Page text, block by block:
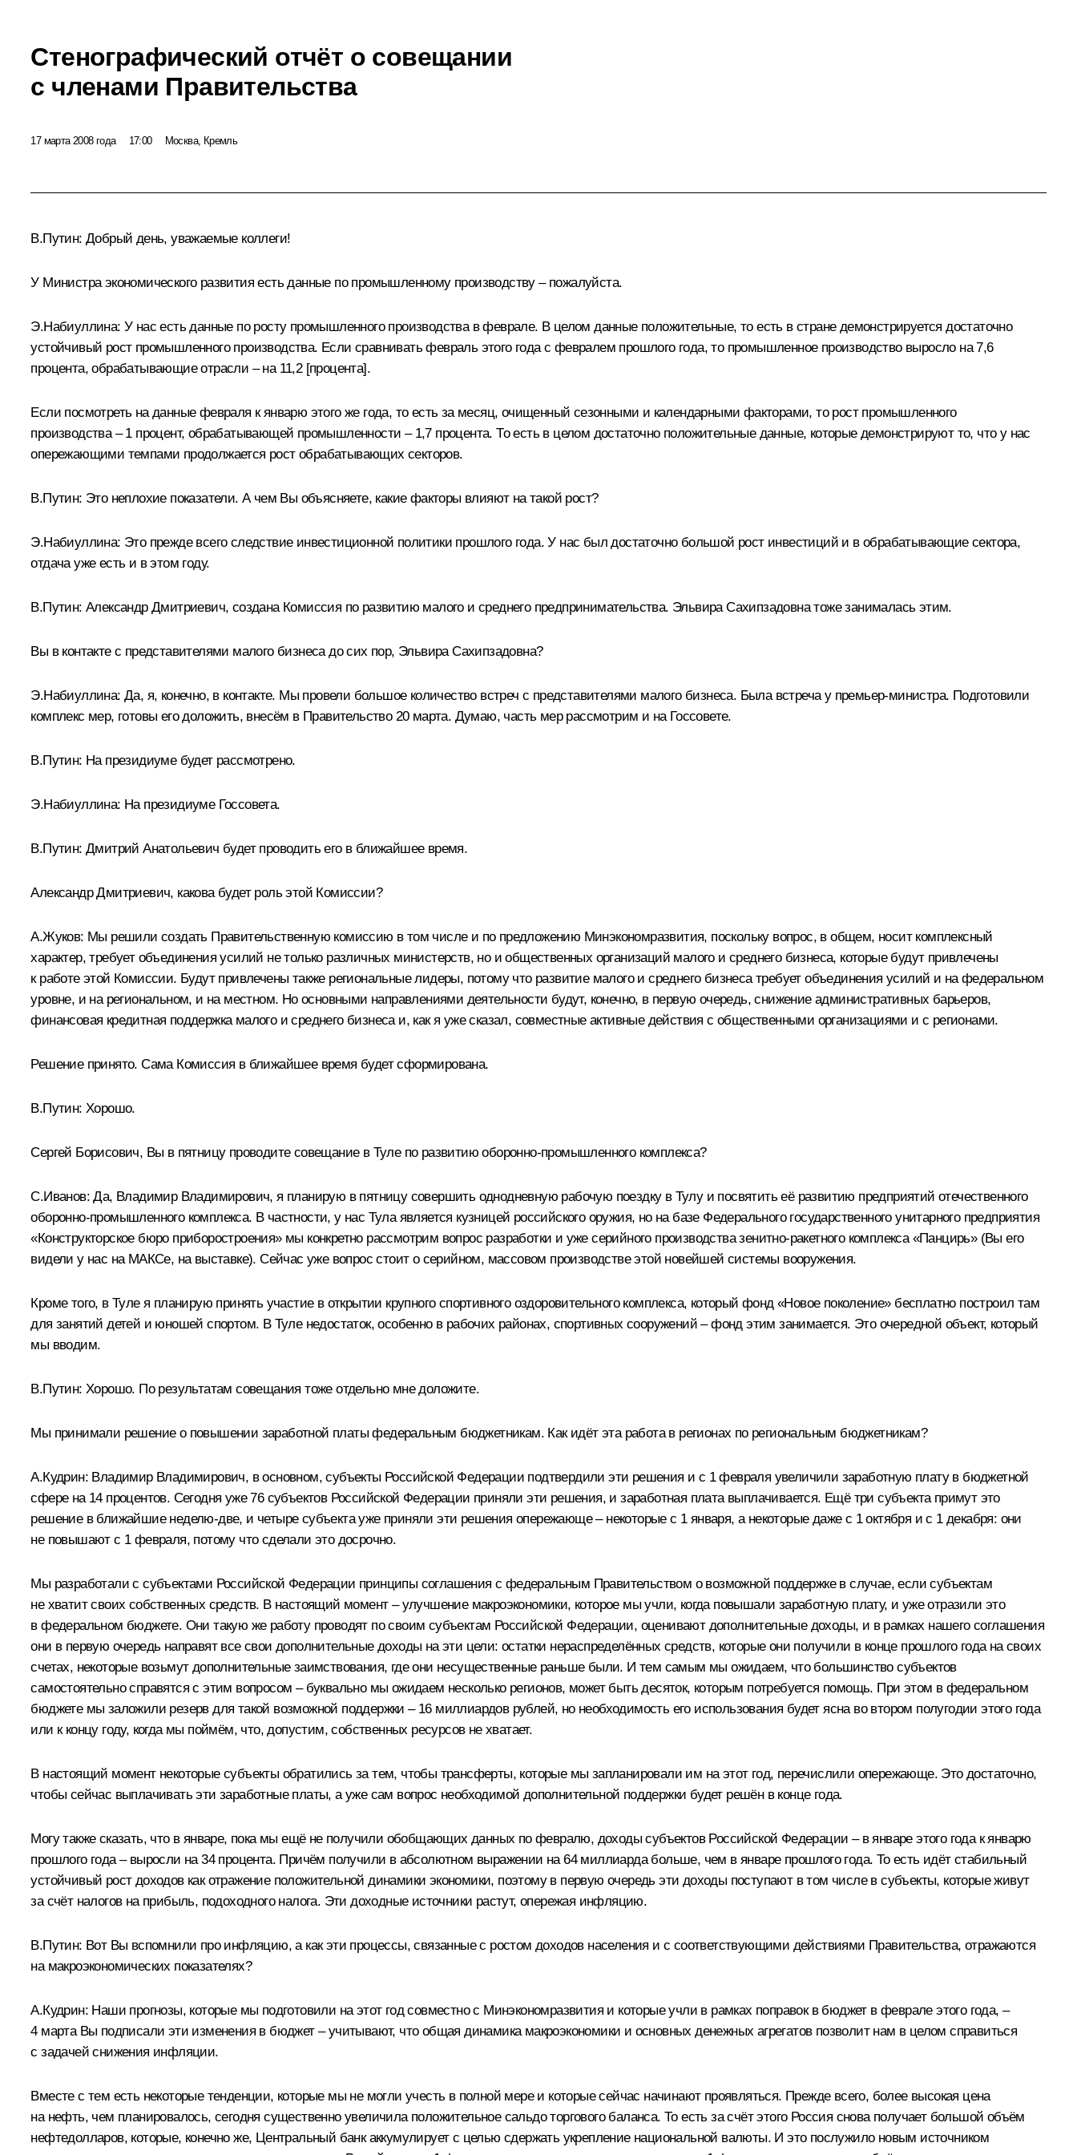
Стенографический отчёт о совещании
с членами Правительства
17 марта 2008 года 17:00 Москва, Кремль
В.Путин: Добрый день, уважаемые коллеги!
У Министра экономического развития есть данные по промышленному производству – пожалуйста.
Э.Набиуллина: У нас есть данные по росту промышленного производства в феврале. В целом данные положительные, то есть в стране демонстрируется достаточно
устойчивый рост промышленного производства. Если сравнивать февраль этого года с февралем прошлого года, то промышленное производство выросло на 7,6
процента, обрабатывающие отрасли – на 11,2 [процента].
Если посмотреть на данные февраля к январю этого же года, то есть за месяц, очищенный сезонными и календарными факторами, то рост промышленного
производства – 1 процент, обрабатывающей промышленности – 1,7 процента. То есть в целом достаточно положительные данные, которые демонстрируют то, что у нас
опережающими темпами продолжается рост обрабатывающих секторов.
В.Путин: Это неплохие показатели. А чем Вы объясняете, какие факторы влияют на такой рост?
Э.Набиуллина: Это прежде всего следствие инвестиционной политики прошлого года. У нас был достаточно большой рост инвестиций и в обрабатывающие сектора,
отдача уже есть и в этом году.
В.Путин: Александр Дмитриевич, создана Комиссия по развитию малого и среднего предпринимательства. Эльвира Сахипзадовна тоже занималась этим.
Вы в контакте с представителями малого бизнеса до сих пор, Эльвира Сахипзадовна?
Э.Набиуллина: Да, я, конечно, в контакте. Мы провели большое количество встреч с представителями малого бизнеса. Была встреча у премьер-министра. Подготовили
комплекс мер, готовы его доложить, внесём в Правительство 20 марта. Думаю, часть мер рассмотрим и на Госсовете.
В.Путин: На президиуме будет рассмотрено.
Э.Набиуллина: На президиуме Госсовета.
В.Путин: Дмитрий Анатольевич будет проводить его в ближайшее время.
Александр Дмитриевич, какова будет роль этой Комиссии?
А.Жуков: Мы решили создать Правительственную комиссию в том числе и по предложению Минэкономразвития, поскольку вопрос, в общем, носит комплексный
характер, требует объединения усилий не только различных министерств, но и общественных организаций малого и среднего бизнеса, которые будут привлечены
к работе этой Комиссии. Будут привлечены также региональные лидеры, потому что развитие малого и среднего бизнеса требует объединения усилий и на федеральном
уровне, и на региональном, и на местном. Но основными направлениями деятельности будут, конечно, в первую очередь, снижение административных барьеров,
финансовая кредитная поддержка малого и среднего бизнеса и, как я уже сказал, совместные активные действия с общественными организациями и с регионами.
Решение принято. Сама Комиссия в ближайшее время будет сформирована.
В.Путин: Хорошо.
Сергей Борисович, Вы в пятницу проводите совещание в Туле по развитию оборонно-промышленного комплекса?
С.Иванов: Да, Владимир Владимирович, я планирую в пятницу совершить однодневную рабочую поездку в Тулу и посвятить её развитию предприятий отечественного
оборонно-промышленного комплекса. В частности, у нас Тула является кузницей российского оружия, но на базе Федерального государственного унитарного предприятия
«Конструкторское бюро приборостроения» мы конкретно рассмотрим вопрос разработки и уже серийного производства зенитно-ракетного комплекса «Панцирь» (Вы его
видели у нас на МАКСе, на выставке). Сейчас уже вопрос стоит о серийном, массовом производстве этой новейшей системы вооружения.
Кроме того, в Туле я планирую принять участие в открытии крупного спортивного оздоровительного комплекса, который фонд «Новое поколение» бесплатно построил там
для занятий детей и юношей спортом. В Туле недостаток, особенно в рабочих районах, спортивных сооружений – фонд этим занимается. Это очередной объект, который
мы вводим.
В.Путин: Хорошо. По результатам совещания тоже отдельно мне доложите.
Мы принимали решение о повышении заработной платы федеральным бюджетникам. Как идёт эта работа в регионах по региональным бюджетникам?
А.Кудрин: Владимир Владимирович, в основном, субъекты Российской Федерации подтвердили эти решения и с 1 февраля увеличили заработную плату в бюджетной
сфере на 14 процентов. Сегодня уже 76 субъектов Российской Федерации приняли эти решения, и заработная плата выплачивается. Ещё три субъекта примут это
решение в ближайшие неделю-две, и четыре субъекта уже приняли эти решения опережающе – некоторые с 1 января, а некоторые даже с 1 октября и с 1 декабря: они
не повышают с 1 февраля, потому что сделали это досрочно.
Мы разработали с субъектами Российской Федерации принципы соглашения с федеральным Правительством о возможной поддержке в случае, если субъектам
не хватит своих собственных средств. В настоящий момент – улучшение макроэкономики, которое мы учли, когда повышали заработную плату, и уже отразили это
в федеральном бюджете. Они такую же работу проводят по своим субъектам Российской Федерации, оценивают дополнительные доходы, и в рамках нашего соглашения
они в первую очередь направят все свои дополнительные доходы на эти цели: остатки нераспределённых средств, которые они получили в конце прошлого года на своих
счетах, некоторые возьмут дополнительные заимствования, где они несущественные раньше были. И тем самым мы ожидаем, что большинство субъектов
самостоятельно справятся с этим вопросом – буквально мы ожидаем несколько регионов, может быть десяток, которым потребуется помощь. При этом в федеральном
бюджете мы заложили резерв для такой возможной поддержки – 16 миллиардов рублей, но необходимость его использования будет ясна во втором полугодии этого года
или к концу году, когда мы поймём, что, допустим, собственных ресурсов не хватает.
В настоящий момент некоторые субъекты обратились за тем, чтобы трансферты, которые мы запланировали им на этот год, перечислили опережающе. Это достаточно,
чтобы сейчас выплачивать эти заработные платы, а уже сам вопрос необходимой дополнительной поддержки будет решён в конце года.
Могу также сказать, что в январе, пока мы ещё не получили обобщающих данных по февралю, доходы субъектов Российской Федерации – в январе этого года к январю
прошлого года – выросли на 34 процента. Причём получили в абсолютном выражении на 64 миллиарда больше, чем в январе прошлого года. То есть идёт стабильный
устойчивый рост доходов как отражение положительной динамики экономики, поэтому в первую очередь эти доходы поступают в том числе в субъекты, которые живут
за счёт налогов на прибыль, подоходного налога. Эти доходные источники растут, опережая инфляцию.
В.Путин: Вот Вы вспомнили про инфляцию, а как эти процессы, связанные с ростом доходов населения и с соответствующими действиями Правительства, отражаются
на макроэкономических показателях?
А.Кудрин: Наши прогнозы, которые мы подготовили на этот год совместно с Минэкономразвития и которые учли в рамках поправок в бюджет в феврале этого года, –
4 марта Вы подписали эти изменения в бюджет – учитывают, что общая динамика макроэкономики и основных денежных агрегатов позволит нам в целом справиться
с задачей снижения инфляции.
Вместе с тем есть некоторые тенденции, которые мы не могли учесть в полной мере и которые сейчас начинают проявляться. Прежде всего, более высокая цена
на нефть, чем планировалось, сегодня существенно увеличила положительное сальдо торгового баланса. То есть за счёт этого Россия снова получает большой объём
нефтедолларов, которые, конечно же, Центральный банк аккумулирует с целью сдержать укрепление национальной валюты. И это послужило новым источником